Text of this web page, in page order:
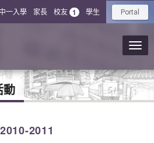
中一入學 家長 校友 1 學生 Portal
動
2011